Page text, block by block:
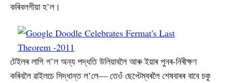
কৰিবলগীয়া হ’ল।
টেইলৰ লাগি গ’ল অন্য পদ্ধতি উলিয়াবলৈ আৰু ইয়াৰ পুনৰ-নিৰীক্ষণ
কৰিবলৈ ৱাইলচে সিদ্ধান্ত ল’লে— তেওঁ ছেপ্টেম্বৰলৈ শেষবাৰৰ বাবে চকু